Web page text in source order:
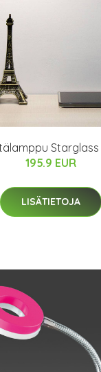
195.9 EUR
LISÄTIETOJA